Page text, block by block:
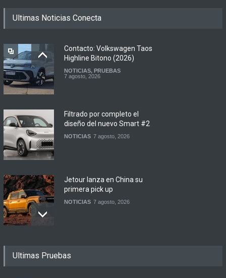
Ultimas Noticias Conecta
Contacto: Volkswagen Taos
Highline Bitono (2026)
NOTICIAS, PRUEBAS
7 agosto, 2026
Filtrado por completo el
diseño del nuevo Smart #2
NOTICIAS 7 agosto, 2026
Jetour lanza en China su
primera pick up
NOTICIAS 7 agosto, 2026
renovadas S2 y Skua 150 en
Ultimas Pruebas